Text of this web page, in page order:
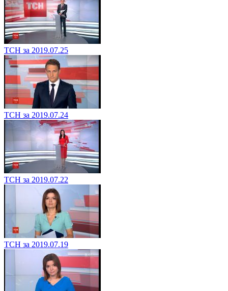
ТСН за 2019.07.25
ТСН за 2019.07.24
ТСН за 2019.07.22
ТСН за 2019.07.19